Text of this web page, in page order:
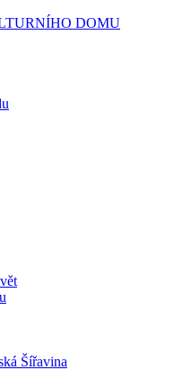
DOMU
Šířavina